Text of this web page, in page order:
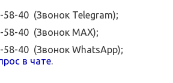
58-40 (Звонок Telegram);
58-40 (Звонок MAX);
58-40 (Звонок WhatsApp);
в чате.